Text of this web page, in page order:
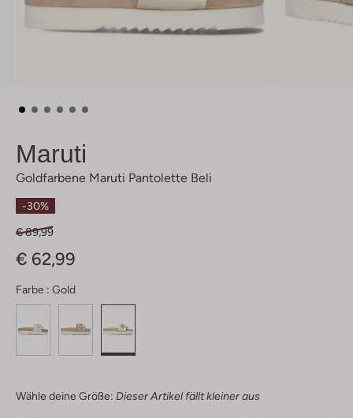
Maruti
Goldfarbene Maruti Pantolette Beli
-30%
€ 89,99
€ 62,99
Farbe : Gold
Wähle deine Größe: Dieser Artikel fällt kleiner aus